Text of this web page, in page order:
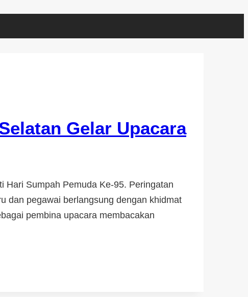
Gelar Upacara
Hari Sumpah Pemuda Ke-95. Peringatan
dan pegawai berlangsung dengan khidmat
pembina upacara membacakan